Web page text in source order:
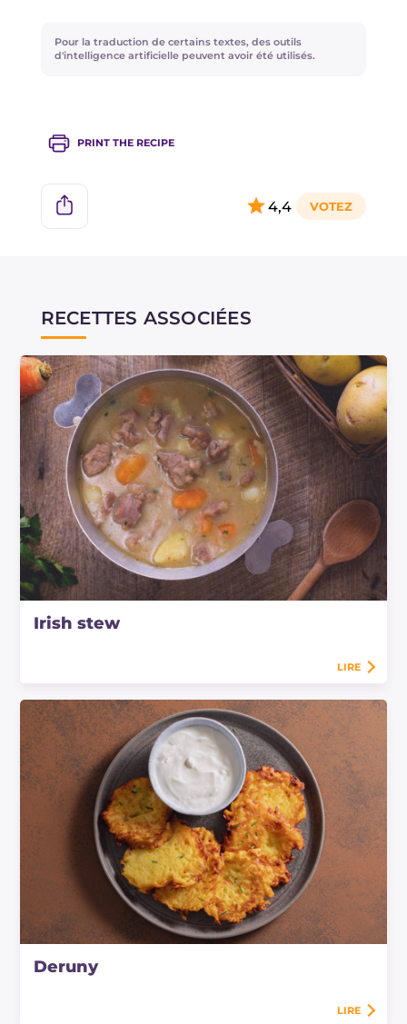
La tradition veut que les latkes soient frits à
l'huile d'olive extra vierge : cependant, si vous
Pour la traduction de certains textes, des outils
d'intelligence artificielle peuvent avoir été utilisés.
PRINT THE RECIPE
4,4
RECETTES ASSOCIÉES
Irish stew
LIRE
Deruny
LIRE